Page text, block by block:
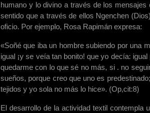
humano y lo divino a través de los
sentido que a través de ellos Ngenchen
oficio. Por ejemplo, Rosa Rapimán expresa:
«Soñé que iba un hombre subiendo por una
igual ¡y se veía tan bonito! que yo decía:
quedarme con lo que sé no más, si . no
sueños, porque creo que uno es
tejidos y yo sola no más lo hice». (Op,cit:8)
El desarrollo de la actividad textil contempla